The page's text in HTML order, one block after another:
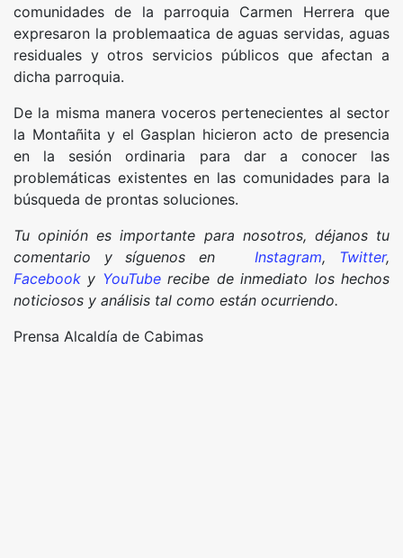
comunidades de la parroquia Carmen Herrera que
expresaron la problemaatica de aguas servidas, aguas
residuales y otros servicios públicos que afectan a
dicha parroquia.
De la misma manera voceros pertenecientes al sector
la Montañita y el Gasplan hicieron acto de presencia
en la sesión ordinaria para dar a conocer las
problemáticas existentes en las comunidades para la
búsqueda de prontas soluciones.
Tu opinión es importante para nosotros, déjanos tu
comentario y síguenos en
Instagram, Twitter,
Facebook y YouTuberecibe de inmediato los hechos
noticiosos y análisis tal como están ocurriendo.
Prensa Alcaldía de Cabimas